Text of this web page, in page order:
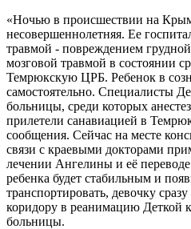
«Ночью в происшествии на
несовершеннолетняя. Ее
травмой - повреждением
мозговой травмой в состоянии
Темрюкскую ЦРБ. Ребенок в
самостоятельно. Специалисты
больницы, среди которых
прилетели санавиацией в
сообщения. Сейчас на месте
связи с краевыми докторами
лечении Ангелины и её
ребенка будет стабильным и
транспортировать, девочку
коридору в реанимацию Деткой
больницы.